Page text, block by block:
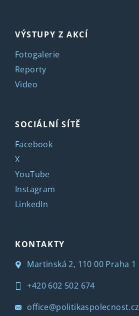
VÝSTUPY Z AKCÍ
Fotogalerie
Reporty
Video
SOCIÁLNÍ SÍTĚ
Facebook
X
YouTube
Instagram
LinkedIn
KONTAKTY
Martinská 2, 110 00 Praha 1
+420 602 502 674
office@politikaspolecnost.cz